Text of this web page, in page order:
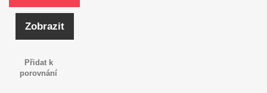
Zobrazit
Přidat k
porovnání